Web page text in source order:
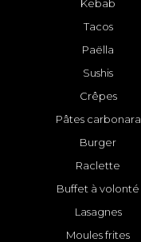
Kebab
Tacos
Paëlla
Sushis
Crêpes
Pâtes carbonara
Burger
Raclette
Buffet à volonté
Lasagnes
Moules frites